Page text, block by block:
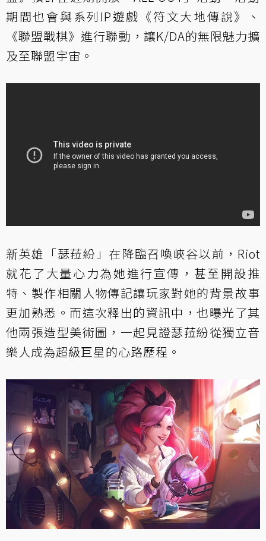
期間也會與系列IP遊戲《符文大地傳說》、
《聯盟戰棋》進行聯動，讓K/DA的無限魅力擴
及至聯盟宇宙。
新英雄「瑟菈紛」在降臨召喚峽谷以前，Riot
就花了大量心力為她進行宣傳，甚至開設推
特、製作相關人物傳記讓玩家對她的背景故事
更加熟悉。而這次釋出的資訊中，也曝光了其
他兩張造型美術圖，一起見證瑟菈紛從獨立音
樂人成為超級巨星的心路歷程。